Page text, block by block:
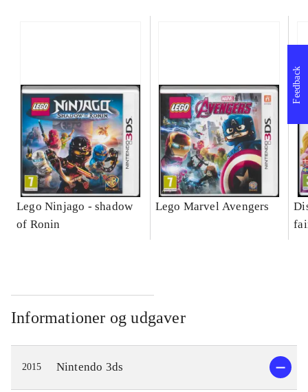
Lego Ninjago - shadow
of Ronin
Lego Marvel Avengers
Informationer og udgaver
2015 Nintendo 3ds
Feedback